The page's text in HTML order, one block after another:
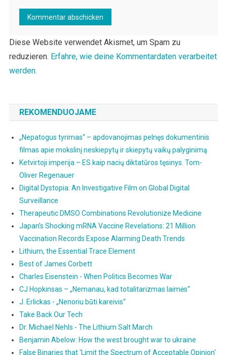
Diese Website verwendet Akismet, um Spam zu
reduzieren. Erfahre, wie deine Kommentardaten verarbeitet
werden.
REKOMENDUOJAME
„Nepatogus tyrimas“ – apdovanojimas pelnęs dokumentinis
filmas apie mokslinį neskiepytų ir skiepytų vaikų palyginimą
Ketvirtoji imperija – ES kaip nacių diktatūros tęsinys. Tom-
Oliver Regenauer
Digital Dystopia: An Investigative Film on Global Digital
Surveillance
Therapeutic DMSO Combinations Revolutionize Medicine
Japan’s Shocking mRNA Vaccine Revelations: 21 Million
Vaccination Records Expose Alarming Death Trends
Lithium, the Essential Trace Element
Best of James Corbett
Charles Eisenstein - When Politics Becomes War
CJ Hopkinsas – „Nemanau, kad totalitarizmas laimės“
J. Erlickas - „Nenoriu būti kareivis“
Take Back Our Tech
Dr. Michael Nehls - The Lithium Salt March
Benjamin Abelow: How the west brought war to ukraine
False Binaries that 'Limit the Spectrum of Acceptable Opinion'